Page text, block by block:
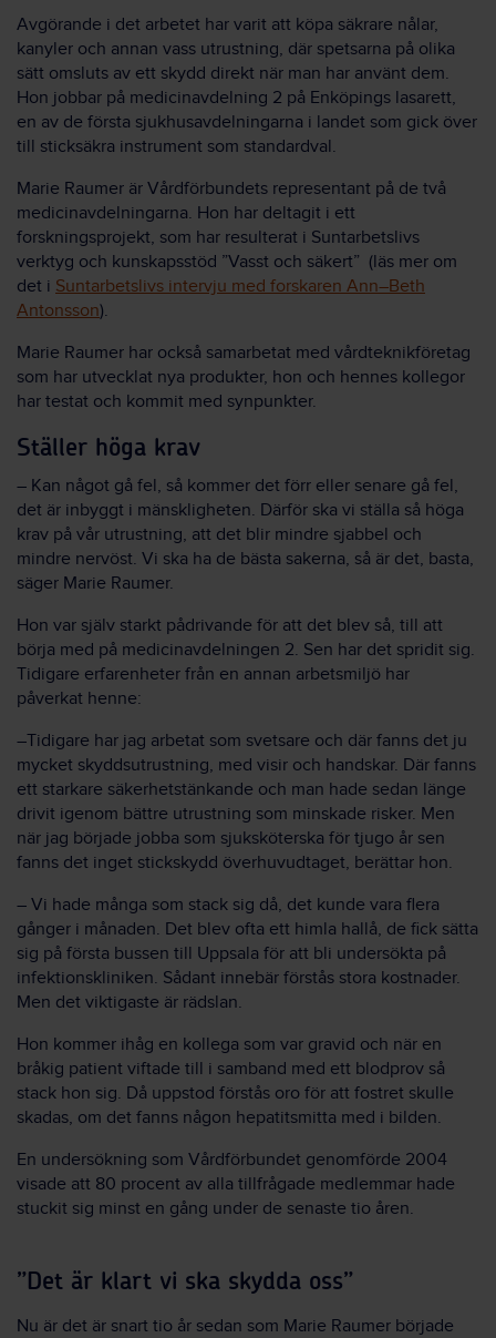
Avgörande i det arbetet har varit att köpa säkrare nålar,
kanyler och annan vass utrustning, där spetsarna på olika
sätt omsluts av ett skydd direkt när man har använt dem.
Hon jobbar på medicinavdelning 2 på Enköpings lasarett,
en av de första sjukhusavdelningarna i landet som gick över
till sticksäkra instrument som standardval.
Marie Raumer är Vårdförbundets representant på de två
medicinavdelningarna. Hon har deltagit i ett
forskningsprojekt, som har resulterat i Suntarbetslivs
verktyg och kunskapsstöd ”Vasst och säkert” (läs mer om
det i Suntarbetslivs intervju med forskaren Ann–Beth
Antonsson).
Marie Raumer har också samarbetat med vårdteknikföretag
som har utvecklat nya produkter, hon och hennes kollegor
har testat och kommit med synpunkter.
Ställer höga krav
– Kan något gå fel, så kommer det förr eller senare gå fel,
det är inbyggt i mänskligheten. Därför ska vi ställa så höga
krav på vår utrustning, att det blir mindre sjabbel och
mindre nervöst. Vi ska ha de bästa sakerna, så är det, basta,
säger Marie Raumer.
Hon var själv starkt pådrivande för att det blev så, till att
börja med på medicinavdelningen 2. Sen har det spridit sig.
Tidigare erfarenheter från en annan arbetsmiljö har
påverkat henne:
–Tidigare har jag arbetat som svetsare och där fanns det ju
mycket skyddsutrustning, med visir och handskar. Där fanns
ett starkare säkerhetstänkande och man hade sedan länge
drivit igenom bättre utrustning som minskade risker. Men
när jag började jobba som sjuksköterska för tjugo år sen
fanns det inget stickskydd överhuvudtaget, berättar hon.
– Vi hade många som stack sig då, det kunde vara flera
gånger i månaden. Det blev ofta ett himla hallå, de fick sätta
sig på första bussen till Uppsala för att bli undersökta på
infektionskliniken. Sådant innebär förstås stora kostnader.
Men det viktigaste är rädslan.
Hon kommer ihåg en kollega som var gravid och när en
bråkig patient viftade till i samband med ett blodprov så
stack hon sig. Då uppstod förstås oro för att fostret skulle
skadas, om det fanns någon hepatitsmitta med i bilden.
En undersökning som Vårdförbundet genomförde 2004
visade att 80 procent av alla tillfrågade medlemmar hade
stuckit sig minst en gång under de senaste tio åren.
”Det är klart vi ska skydda oss”
Nu är det är snart tio år sedan som Marie Raumer började